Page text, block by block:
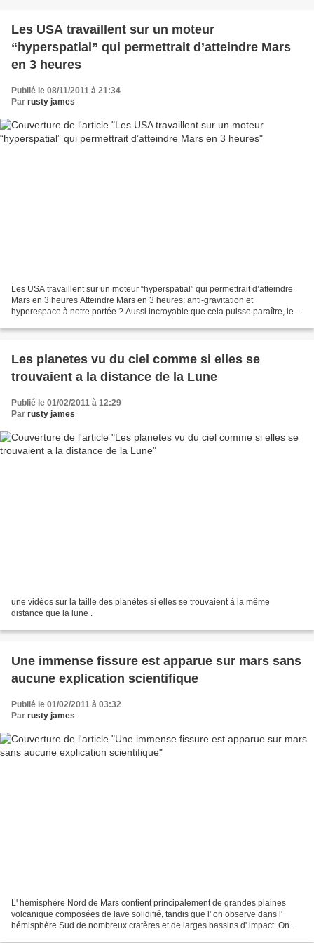
Les USA travaillent sur un moteur
“hyperspatial” qui permettrait d’atteindre Mars
en 3 heures
Publié le 08/11/2011 à 21:34
Par rusty james
Les USA travaillent sur un moteur “hyperspatial” qui permettrait d’atteindre
Mars en 3 heures Atteindre Mars en 3 heures: anti-gravitation et
hyperespace à notre portée ? Aussi incroyable que cela puisse paraître, le
Les planetes vu du ciel comme si elles se
trouvaient a la distance de la Lune
Publié le 01/02/2011 à 12:29
Par rusty james
une vidéos sur la taille des planètes si elles se trouvaient à la même
distance que la lune .
Une immense fissure est apparue sur mars sans
aucune explication scientifique
Publié le 01/02/2011 à 03:32
Par rusty james
L' hémisphère Nord de Mars contient principalement de grandes plaines
volcanique composées de lave solidifié, tandis que l' on observe dans l'
hémisphère Sud de nombreux cratères et de larges bassins d' impact. On